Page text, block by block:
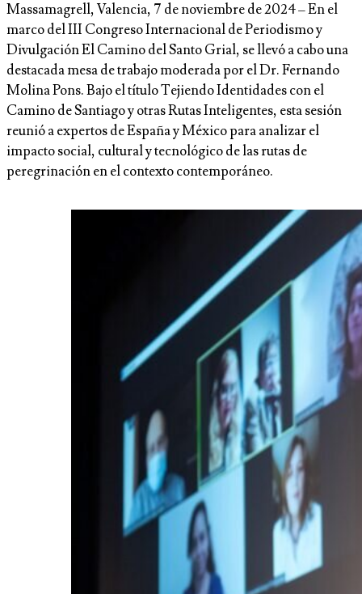
Massamagrell, Valencia, 7 de noviembre de 2024 – En el
marco del III Congreso Internacional de Periodismo y
Divulgación El Camino del Santo Grial, se llevó a cabo una
destacada mesa de trabajo moderada por el Dr. Fernando
Molina Pons. Bajo el título Tejiendo Identidades con el
Camino de Santiago y otras Rutas Inteligentes, esta sesión
reunió a expertos de España y México para analizar el
impacto social, cultural y tecnológico de las rutas de
peregrinación en el contexto contemporáneo.